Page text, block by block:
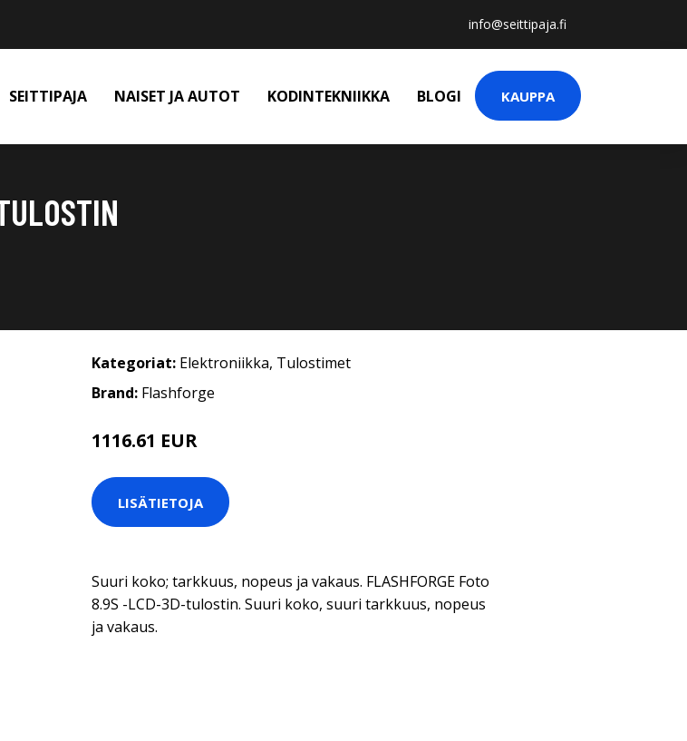
info@seittipaja.fi
SEITTIPAJA NAISET JA AUTOT KODINTEKNIIKKA BLOGI KAUPPA
Kategoriat: Elektroniikka, Tulostimet
Brand: Flashforge
1116.61 EUR
LISÄTIETOJA
Suuri koko; tarkkuus, nopeus ja vakaus. FLASHFORGE Foto
8.9S -LCD-3D-tulostin. Suuri koko, suuri tarkkuus, nopeus
ja vakaus.